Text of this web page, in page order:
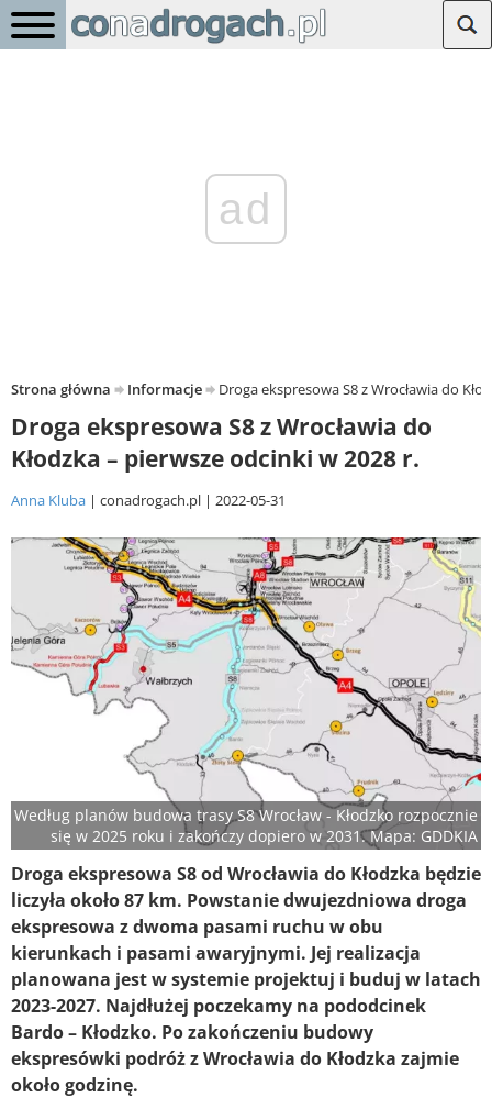
ad
Strona główna Informacje Droga ekspresowa S8 z Wrocławia do
Droga ekspresowa S8 z Wrocławia do
Kłodzka – pierwsze odcinki w 2028 r.
Anna Kluba conadrogach.pl 2022-05-31
Według planów budowa trasy S8 Wrocław - Kłodzko rozpocznie
się w 2025 roku i zakończy dopiero w 2031. Mapa: GDDKIA
Droga ekspresowa S8 od Wrocławia do Kłodzka będzie
liczyła około 87 km. Powstanie dwujezdniowa droga
ekspresowa z dwoma pasami ruchu w obu
kierunkach i pasami awaryjnymi. Jej realizacja
planowana jest w systemie projektuj i buduj w latach
2023-2027. Najdłużej poczekamy na pododcinek
Bardo – Kłodzko. Po zakończeniu budowy
ekspresówki podróż z Wrocławia do Kłodzka zajmie
około godzinę.